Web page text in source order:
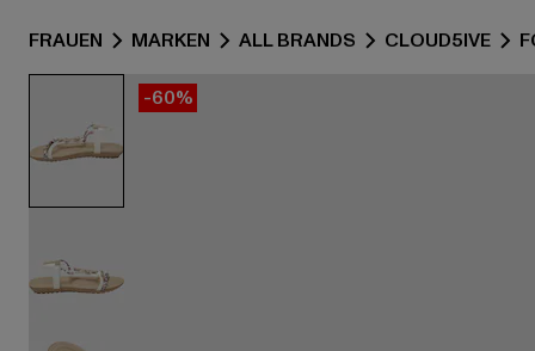
FRAUEN MARKEN ALL BRANDS CLOUD5IVE
-60%